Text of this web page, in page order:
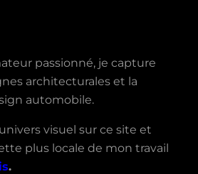
passionné, je capture
architecturales et la
automobile.
visuel sur ce site et
plus locale de mon travail
.